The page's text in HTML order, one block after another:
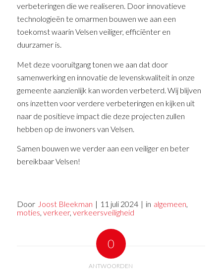
verbeteringen die we realiseren. Door innovatieve
technologieën te omarmen bouwen we aan een
toekomst waarin Velsen veiliger, efficiënter en
duurzamer is.
Met deze vooruitgang tonen we aan dat door
samenwerking en innovatie de levenskwaliteit in onze
gemeente aanzienlijk kan worden verbeterd. Wij blijven
ons inzetten voor verdere verbeteringen en kijken uit
naar de positieve impact die deze projecten zullen
hebben op de inwoners van Velsen.
Samen bouwen we verder aan een veiliger en beter
bereikbaar Velsen!
Door Joost Bleekman | 11 juli 2024 | in algemeen
moties verkeer, verkeersveiligheid
0
ANTWOORDEN